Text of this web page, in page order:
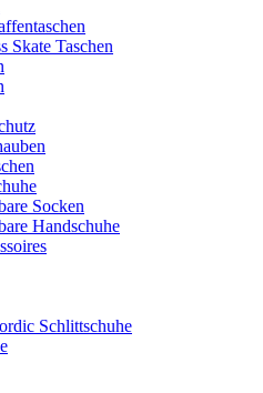
Skate Taschen
Socken
Handschuhe
Schlittschuhe